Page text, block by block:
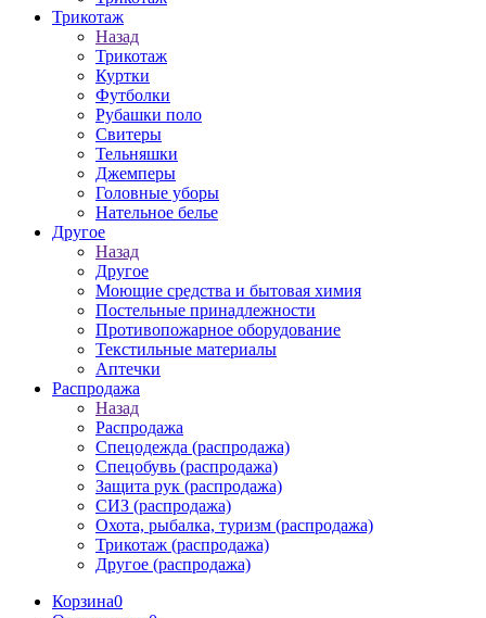
Трикотаж
Назад
Трикотаж
Куртки
Футболки
Рубашки поло
Свитеры
Тельняшки
Джемперы
Головные уборы
Нательное белье
Другое
Назад
Другое
Моющие средства и бытовая химия
Постельные принадлежности
Противопожарное оборудование
Текстильные материалы
Аптечки
Распродажа
Назад
Распродажа
Спецодежда (распродажа)
Спецобувь (распродажа)
Защита рук (распродажа)
СИЗ (распродажа)
Охота, рыбалка, туризм (распродажа)
Трикотаж (распродажа)
Другое (распродажа)
Корзина0